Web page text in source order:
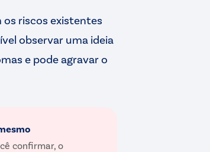
riscos existentes
observar uma ideia
e pode agravar o
confirmar, o